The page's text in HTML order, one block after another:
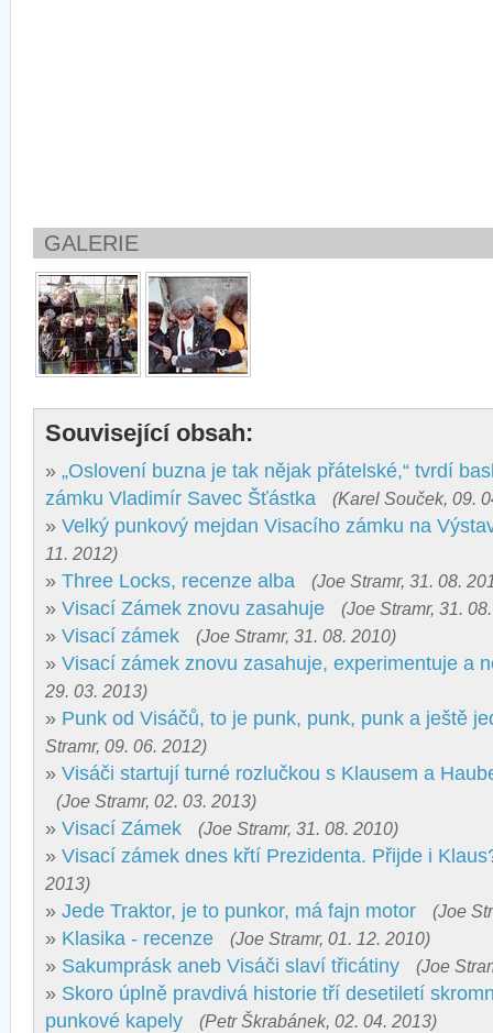
GALERIE
Související obsah:
» „Oslovení buzna je tak nějak přátelské,“ tvrdí
zámku Vladimír Savec Šťástka
(Karel Souček, 09.
» Velký punkový mejdan Visacího zámku na
11. 2012)
» Three Locks, recenze alba (Joe Stramr, 31. 08.
» Visací Zámek znovu zasahuje (Joe Stramr, 31.
» Visací zámek (Joe Stramr, 31. 08. 2010)
» Visací zámek znovu zasahuje, experimentuje a
29. 03. 2013)
» Punk od Visáčů, to je punk, punk, punk a ještě
Stramr, 09. 06. 2012)
» Visáči startují turné rozlučkou s Klausem a
(Joe Stramr, 02. 03. 2013)
» Visací Zámek (Joe Stramr, 31. 08. 2010)
» Visací zámek dnes křtí Prezidenta. Přijde i
2013)
» Jede Traktor, je to punkor, má fajn motor (Joe
» Klasika - recenze (Joe Stramr, 01. 12. 2010)
» Sakumprásk aneb Visáči slaví třicátiny (Joe
» Skoro úplně pravdivá historie tří desetiletí
punkové kapely
(Petr Škrabánek, 02. 04. 2013)